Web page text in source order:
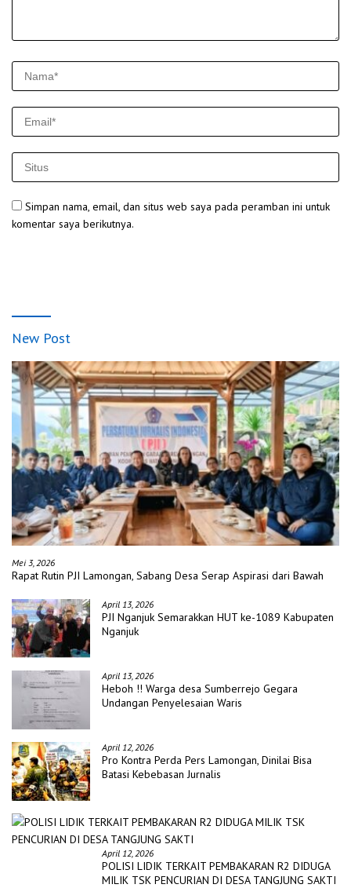
Simpan nama, email, dan situs web saya pada peramban ini untuk
komentar saya berikutnya.
New Post
Mei 3, 2026
Rapat Rutin PJI Lamongan, Sabang Desa Serap Aspirasi dari Bawah
April 13, 2026
PJI Nganjuk Semarakkan HUT ke-1089 Kabupaten
Nganjuk
April 13, 2026
Heboh !! Warga desa Sumberrejo Gegara
Undangan Penyelesaian Waris
April 12, 2026
Pro Kontra Perda Pers Lamongan, Dinilai Bisa
Batasi Kebebasan Jurnalis
April 12, 2026
POLISI LIDIK TERKAIT PEMBAKARAN R2 DIDUGA
MILIK TSK PENCURIAN DI DESA TANGJUNG SAKTI